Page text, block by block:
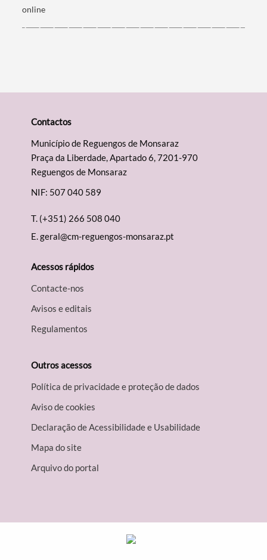
online
Contactos
Município de Reguengos de Monsaraz
Praça da Liberdade, Apartado 6, 7201-970
Reguengos de Monsaraz
NIF: 507 040 589
T. (+351) 266 508 040
E.geral@cm-reguengos-monsaraz.pt
Acessos rápidos
Contacte-nos
Avisos e editais
Regulamentos
Outros acessos
Política de privacidade e proteção de dados
Aviso de cookies
Declaração de Acessibilidade e Usabilidade
Mapa do site
Arquivo do portal